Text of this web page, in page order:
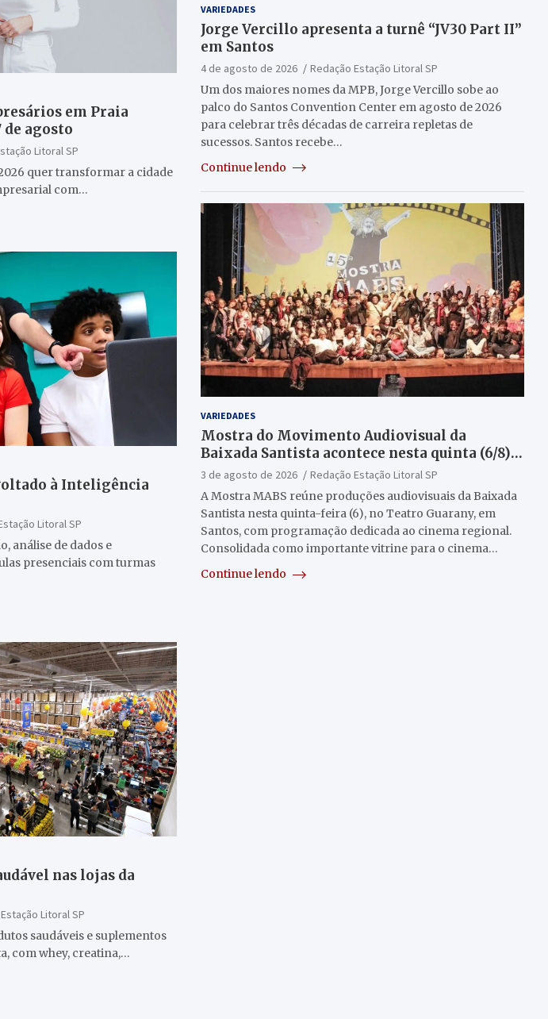
em Praia
de agosto
Litoral SP
quer transformar a cidade
com…
à Inteligência
Litoral SP
análise de dados e
presenciais com turmas
nas lojas da
Litoral SP
saudáveis e suplementos
com whey, creatina,…
VARIEDADES
Jorge Vercillo apresenta a turnê “JV30 Part II”
em Santos
4 de agosto de 2026
Redação Estação Litoral SP
Um dos maiores nomes da MPB, Jorge Vercillo sobe ao
palco do Santos Convention Center em agosto de 2026
para celebrar três décadas de carreira repletas de
sucessos. Santos recebe…
Continue lendo
VARIEDADES
Mostra do Movimento Audiovisual da
Baixada Santista acontece nesta quinta (6/8)
no Teatro Guarany
3 de agosto de 2026
Redação Estação Litoral SP
A Mostra MABS reúne produções audiovisuais da Baixada
Santista nesta quinta-feira (6), no Teatro Guarany, em
Santos, com programação dedicada ao cinema regional.
Consolidada como importante vitrine para o cinema…
Continue lendo